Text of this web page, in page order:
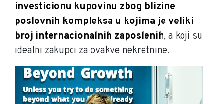
investicionu kupovinu zbog blizine
poslovnih kompleksa u kojima je veliki
broj internacionalnih zaposlenih, a koji su
idealni zakupci za ovakve nekretnine.